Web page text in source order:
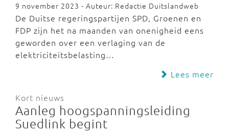
9 november 2023 - Auteur: Redactie Duitslandweb
De Duitse regeringspartijen SPD, Groenen en
FDP zijn het na maanden van onenigheid eens
geworden over een verlaging van de
elektriciteitsbelasting…
Lees meer
Kort nieuws
Aanleg hoogspanningsleiding
Suedlink begint